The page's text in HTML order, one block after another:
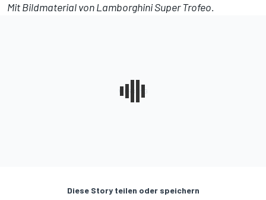
Mit Bildmaterial von Lamborghini Super Trofeo.
Diese Story teilen oder speichern